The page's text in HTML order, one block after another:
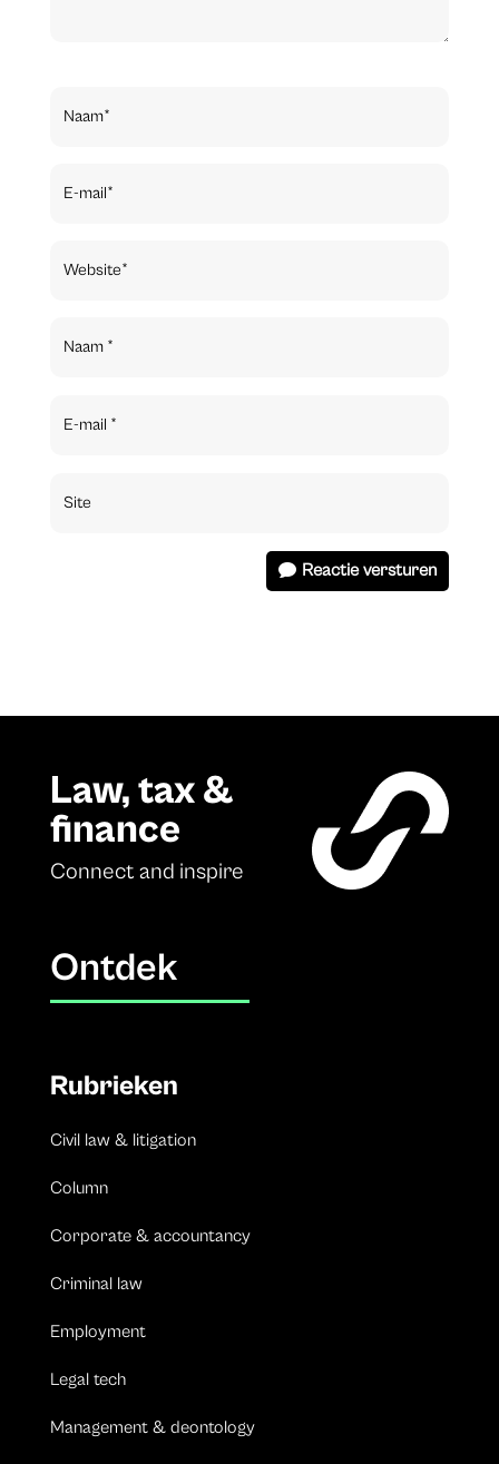
Reactie versturen
Law, tax &
finance
Connect and inspire
Ontdek
Rubrieken
Civil law & litigation
Column
Corporate & accountancy
Criminal law
Employment
Legal tech
Management & deontology